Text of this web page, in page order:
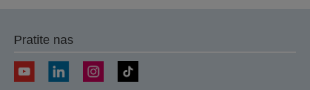
Pratite nas